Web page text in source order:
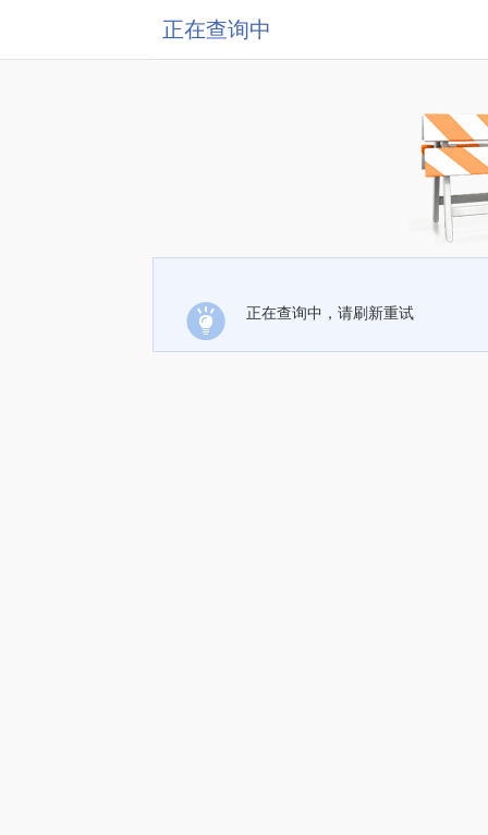
正在查询中
正在查询中，请刷新重试